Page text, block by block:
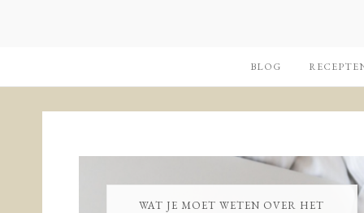
BLOG
WAT JE MOET WETEN OVER HET